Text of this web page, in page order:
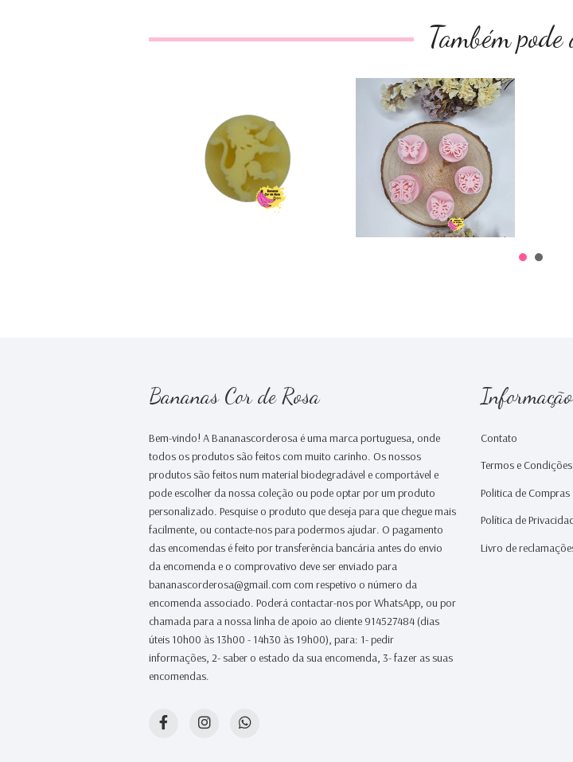
Também
Carimbo Sporting
€2,50
Carimbo
Brigadeiro
Borboletas
€6,30
Bananas Cor de Rosa
Bem-vindo! A Bananascorderosa é uma marca portuguesa, onde
todos os produtos são feitos com muito carinho. Os nossos
produtos são feitos num material biodegradável e comportável e
pode escolher da nossa coleção ou pode optar por um produto
personalizado. Pesquise o produto que deseja para que chegue mais
facilmente, ou contacte-nos para podermos ajudar. O pagamento
das encomendas é feito por transferência bancária antes do envio
da encomenda e o comprovativo deve ser enviado para
bananascorderosa@gmail.com com respetivo o número da
encomenda associado. Poderá contactar-nos por WhatsApp, ou por
chamada para a nossa linha de apoio ao cliente 914527484 (dias
úteis 10h00 às 13h00 - 14h30 às 19h00), para: 1- pedir
informações, 2- saber o estado da sua encomenda, 3- fazer as suas
encomendas.
Informação
Contato
Termos e Condições
Politica de Compras
Política de
Livro de